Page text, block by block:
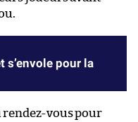
s’envole pour la
rendez-vous pour